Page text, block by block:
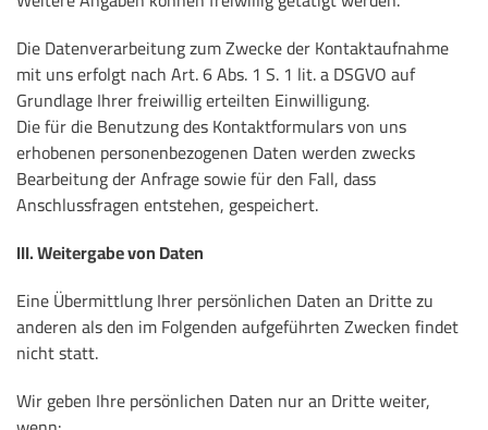
Die Datenverarbeitung zum Zwecke der Kontaktaufnahme
mit uns erfolgt nach Art. 6 Abs. 1 S. 1 lit. a DSGVO auf
Grundlage Ihrer freiwillig erteilten Einwilligung.
Die für die Benutzung des Kontaktformulars von uns
erhobenen personenbezogenen Daten werden zwecks
Bearbeitung der Anfrage sowie für den Fall, dass
Anschlussfragen entstehen, gespeichert.
III. Weitergabe von Daten
Eine Übermittlung Ihrer persönlichen Daten an Dritte zu
anderen als den im Folgenden aufgeführten Zwecken findet
nicht statt.
Wir geben Ihre persönlichen Daten nur an Dritte weiter,